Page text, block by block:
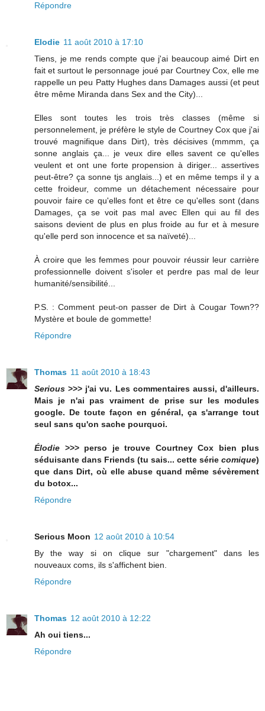
Répondre
Elodie 11 août 2010 à 17:10
Tiens, je me rends compte que j'ai beaucoup aimé Dirt en
fait et surtout le personnage joué par Courtney Cox, elle me
rappelle un peu Patty Hughes dans Damages aussi (et peut
être même Miranda dans Sex and the City)...
Elles sont toutes les trois très classes (même si
personnelement, je préfère le style de Courtney Cox que j'ai
trouvé magnifique dans Dirt), très décisives (mmmm, ça
sonne anglais ça... je veux dire elles savent ce qu'elles
veulent et ont une forte propension à diriger... assertives
peut-être? ça sonne tjs anglais...) et en même temps il y a
cette froideur, comme un détachement nécessaire pour
pouvoir faire ce qu'elles font et être ce qu'elles sont (dans
Damages, ça se voit pas mal avec Ellen qui au fil des
saisons devient de plus en plus froide au fur et à mesure
qu'elle perd son innocence et sa naïveté)...
À croire que les femmes pour pouvoir réussir leur carrière
professionnelle doivent s'isoler et perdre pas mal de leur
humanité/sensibilité...
P.S. : Comment peut-on passer de Dirt à Cougar Town??
Mystère et boule de gommette!
Répondre
Thomas 11 août 2010 à 18:43
Serious >>> j'ai vu. Les commentaires aussi, d'ailleurs.
Mais je n'ai pas vraiment de prise sur les modules
google. De toute façon en général, ça s'arrange tout
seul sans qu'on sache pourquoi.
Élodie >>> perso je trouve Courtney Cox bien plus
séduisante dans Friends (tu sais... cette série comique)
que dans Dirt, où elle abuse quand même sévèrement
du botox...
Répondre
Serious Moon 12 août 2010 à 10:54
By the way si on clique sur "chargement" dans les
nouveaux coms, ils s'affichent bien.
Répondre
Thomas 12 août 2010 à 12:22
Ah oui tiens...
Répondre